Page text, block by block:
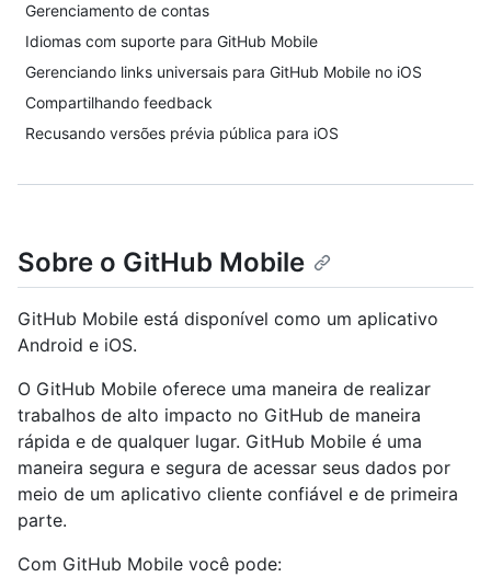
Gerenciamento de contas
Idiomas com suporte para GitHub Mobile
Gerenciando links universais para GitHub Mobile no iOS
Compartilhando feedback
Recusando versões prévia pública para iOS
Sobre o GitHub Mobile
GitHub Mobile está disponível como um aplicativo
Android e iOS.
O GitHub Mobile oferece uma maneira de realizar
trabalhos de alto impacto no GitHub de maneira
rápida e de qualquer lugar. GitHub Mobile é uma
maneira segura e segura de acessar seus dados por
meio de um aplicativo cliente confiável e de primeira
parte.
Com GitHub Mobile você pode: